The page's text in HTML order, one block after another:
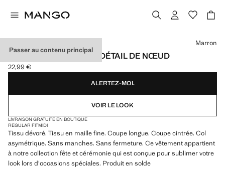
Passer au contenu principal
ROBE DÉVORÉE AVEC DÉTAIL DE NŒUD
Prix actuel [22,99 € ]
22,99 €
Choisissez une couleur
Marron
ALERTEZ-MOI.
VOIR LE LOOK
LIVRAISON GRATUITE EN BOUTIQUE
REGULAR FITMIDI
Tissu dévoré. Tissu en maille fine. Coupe longue. Coupe cintrée. Col
asymétrique. Sans manches. Sans fermeture. Ce vêtement appartient
à notre collection fête et cérémonie qui est conçue pour sublimer votre
look lors d'occasions spéciales. Produit en solde